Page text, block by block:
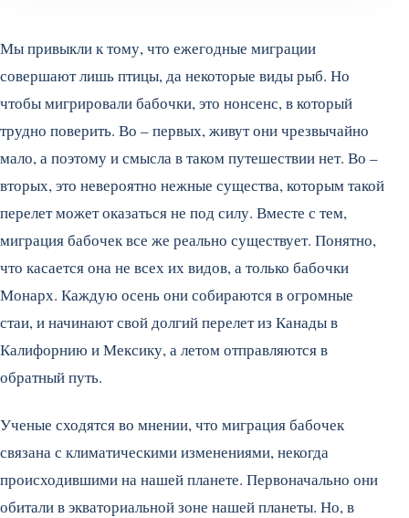
Мы привыкли к тому, что ежегодные миграции
совершают лишь птицы, да некоторые виды рыб. Но
чтобы мигрировали бабочки, это нонсенс, в который
трудно поверить. Во – первых, живут они чрезвычайно
мало, а поэтому и смысла в таком путешествии нет. Во –
вторых, это невероятно нежные существа, которым такой
перелет может оказаться не под силу. Вместе с тем,
миграция бабочек все же реально существует. Понятно,
что касается она не всех их видов, а только бабочки
Монарх. Каждую осень они собираются в огромные
стаи, и начинают свой долгий перелет из Канады в
Калифорнию и Мексику, а летом отправляются в
обратный путь.
Ученые сходятся во мнении, что миграция бабочек
связана с климатическими изменениями, некогда
происходившими на нашей планете. Первоначально они
обитали в экваториальной зоне нашей планеты. Но, в